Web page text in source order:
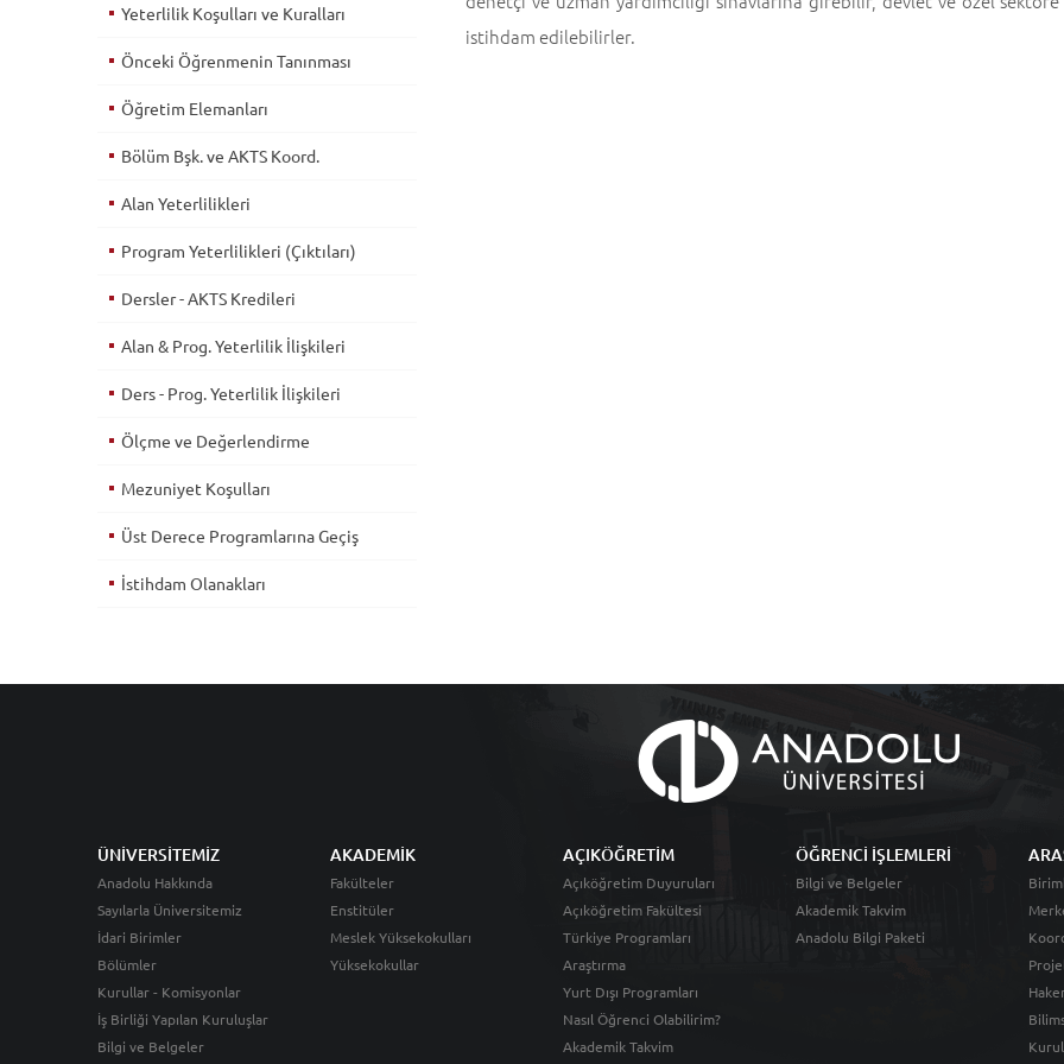
istihdam edilebilirler.
Yeterlilik Koşulları ve Kuralları
Önceki Öğrenmenin Tanınması
Öğretim Elemanları
Bölüm Bşk. ve AKTS Koord.
Alan Yeterlilikleri
Program Yeterlilikleri (Çıktıları)
Dersler - AKTS Kredileri
Alan & Prog. Yeterlilik İlişkileri
Ders - Prog. Yeterlilik İlişkileri
Ölçme ve Değerlendirme
Mezuniyet Koşulları
Üst Derece Programlarına Geçiş
İstihdam Olanakları
ÜNİVERSİTEMİZ
Anadolu Hakkında
Sayılarla Üniversitemiz
İdari Birimler
Bölümler
Kurullar - Komisyonlar
İş Birliği Yapılan Kuruluşlar
Bilgi ve Belgeler
AKADEMİK
Fakülteler
Enstitüler
Meslek Yüksekokulları
Yüksekokullar
AÇIKÖĞRETİM
Açıköğretim Duyuruları
Açıköğretim Fakültesi
Türkiye Programları
Araştırma
Yurt Dışı Programları
Nasıl Öğrenci Olabilirim?
Akademik Takvim
ÖĞRENCİ İŞLEMLERİ
Bilgi ve Belgeler
Akademik Takvim
Anadolu Bilgi Paketi